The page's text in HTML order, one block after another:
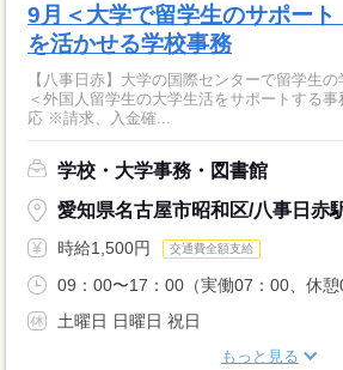
9月＜大学で留学生のサポー
を活かせる学校事務
【八事日赤】大学の国際センターで留学生の
＜外国人留学生の大学生活をサポートする
応 ※請求、入金確...
学校・大学事務・図書館
愛知県名古屋市昭和区/八事日赤
時給1,500円 交通費全額支給
09：00〜17：00（実働07：00、休
土曜日 日曜日 祝日
もっと見る